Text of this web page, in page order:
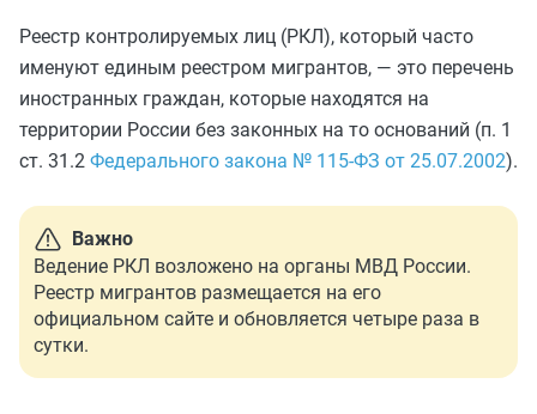
Реестр контролируемых лиц (РКЛ), который часто
именуют единым реестром мигрантов, — это перечень
иностранных граждан, которые находятся на
территории России без законных на то оснований (п. 1
ст. 31.2 Федерального закона № 115-ФЗ от 25.07.2002).
Важно
Ведение РКЛ возложено на органы МВД России.
Реестр мигрантов размещается на его
официальном сайте и обновляется четыре раза в
сутки.